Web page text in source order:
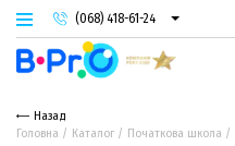
(068) 418-61-24
(093) 974-66-94
(095) 987-29-55
Назад
Головна
Каталог Початкова школа